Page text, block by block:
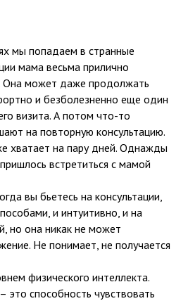
мы попадаем в странные
мама весьма прилично
Она может даже продолжать
и безболезненно еще один
визита. А потом что-то
на повторную консультацию.
хватает на пару дней. Однажды
встретиться с мамой
вы бьетесь на консультации,
и интуитивно, и на
но она никак не может
Не понимает, не получается
физического интеллекта.
это способность чувствовать